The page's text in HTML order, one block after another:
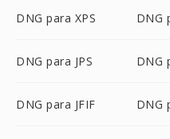
DNG para XPS DNG
DNG para JPS DNG
DNG para JFIF DNG